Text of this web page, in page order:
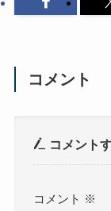
コメント
コメント
コメント ※